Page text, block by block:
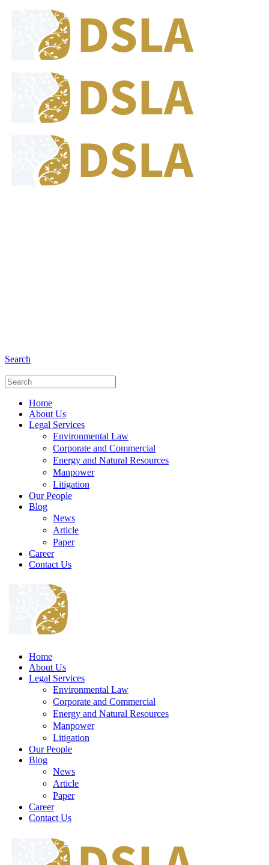
Search
Home
About Us
Legal Services
Environmental Law
Corporate and Commercial
Energy and Natural Resources
Manpower
Litigation
Our People
Blog
News
Article
Paper
Career
Contact Us
Home
About Us
Legal Services
Environmental Law
Corporate and Commercial
Energy and Natural Resources
Manpower
Litigation
Our People
Blog
News
Article
Paper
Career
Contact Us